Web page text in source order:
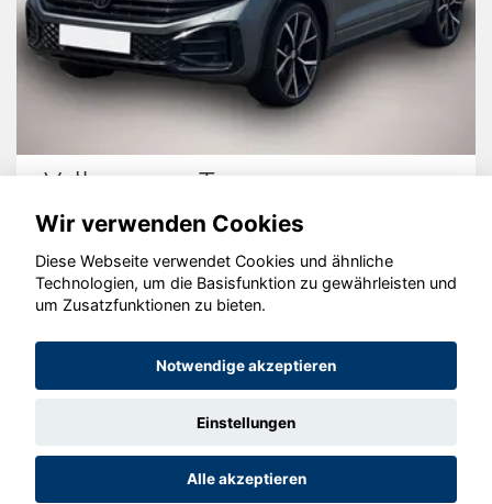
Volkswagen Touareg
© konjunkturmotor.de GmbH 2020 - 2026
Wir verwenden Cookies
Diese Webseite verwendet Cookies und ähnliche
Technologien, um die Basisfunktion zu gewährleisten und
um Zusatzfunktionen zu bieten.
Notwendige akzeptieren
Einstellungen
Alle akzeptieren